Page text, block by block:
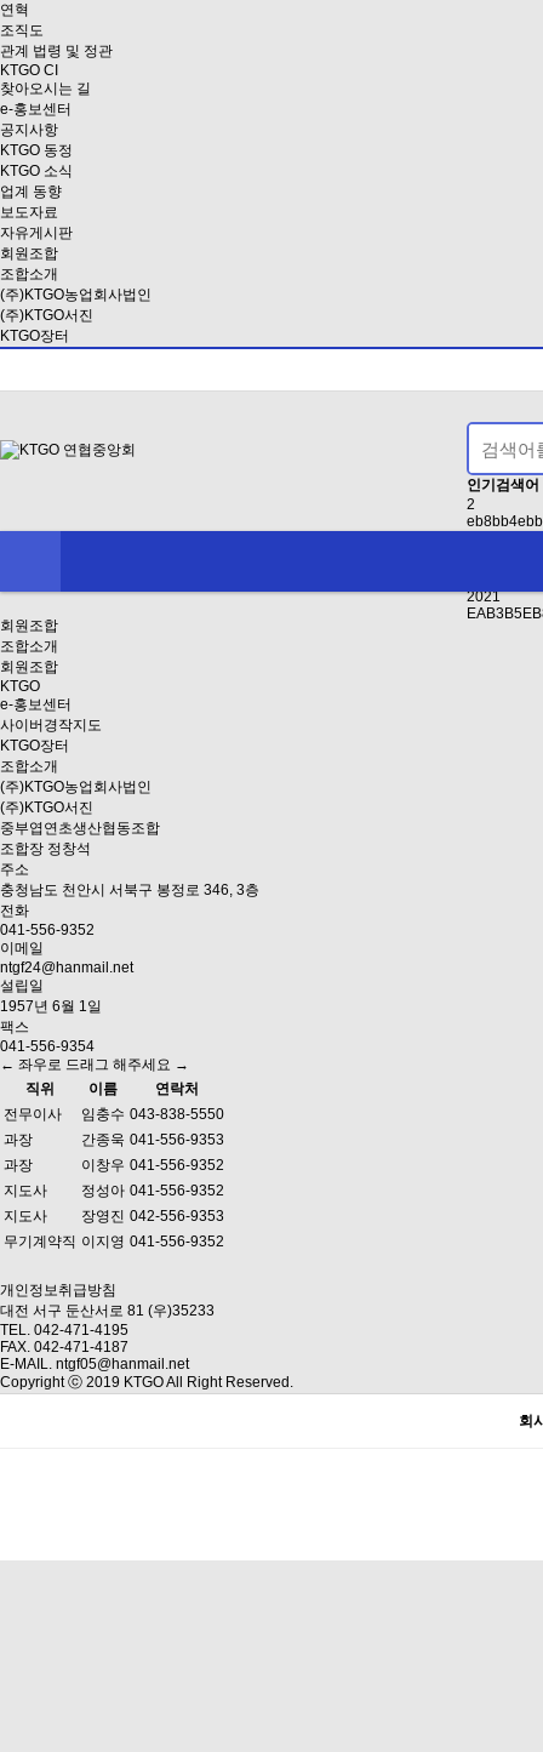
연혁
조직도
관계 법령 및 정관
KTGO CI
찾아오시는 길
e-홍보센터
공지사항
KTGO 동정
KTGO 소식
업계 동향
보도자료
자유게시판
회원조합
조합소개
(주)KTGO농업회사법인
(주)KTGO서진
KTGO장터
인기검색어
2
2021
회원조합
조합소개
회원조합
KTGO
e-홍보센터
사이버경작지도
KTGO장터
조합소개
(주)KTGO농업회사법인
(주)KTGO서진
중부엽연초생산협동조합
조합장 정창석
주소
충청남도 천안시 서북구 봉정로 346, 3층
전화
041-556-9352
이메일
ntgf24@hanmail.net
설립일
1957년 6월 1일
팩스
041-556-9354
← 좌우로 드래그 해주세요 →
직위
이름
연락처
전무이사
임충수 043-838-5550
과장
간종욱 041-556-9353
과장
이창우 041-556-9352
지도사
정성아 041-556-9352
지도사
장영진 042-556-9353
무기계약직 이지영 041-556-9352
개인정보취급방침
대전 서구 둔산서로 81 (우)35233
TEL. 042-471-4195
FAX. 042-471-4187
E-MAIL. ntgf05@hanmail.net
Copyright ⓒ 2019 KTGO All Right Reserved.
회